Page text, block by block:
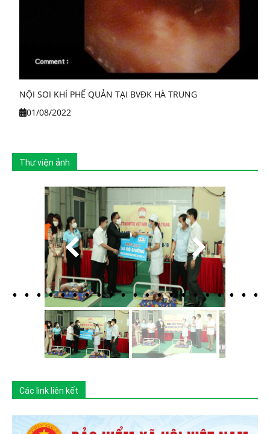
NỘI SOI KHÍ PHẾ QUẢN TẠI BVĐK HÀ TRUNG
01/08/2022
Thư viện ảnh
Các link liên kết